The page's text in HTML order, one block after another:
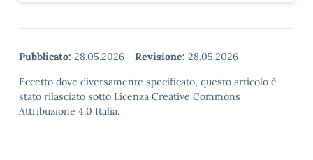
Pubblicato: 28.05.2026 - Revisione: 28.05.2026
Eccetto dove diversamente specificato, questo articolo è
stato rilasciato sotto Licenza Creative Commons
Attribuzione 4.0 Italia.